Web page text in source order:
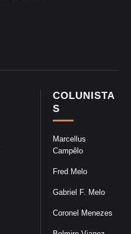
COLUNISTA
S
Marcellus
Campêlo
Fred Melo
Gabriel F. Melo
Coronel Menezes